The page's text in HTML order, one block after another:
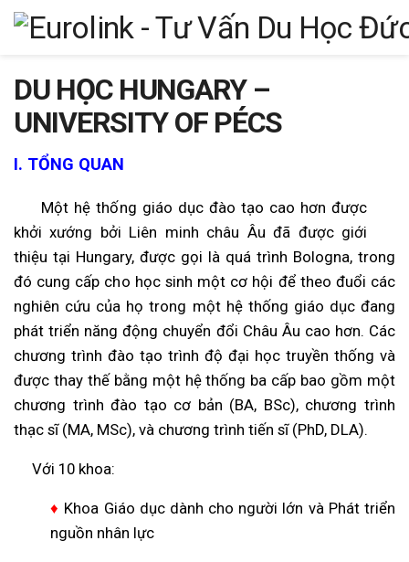
DU HỌC HUNGARY –
UNIVERSITY OF PÉCS
I. TỔNG QUAN
Một hệ thống giáo dục đào tạo cao hơn được
khởi xướng bởi Liên minh châu Âu đã được giới
thiệu tại Hungary, được gọi là quá trình Bologna, trong
đó cung cấp cho học sinh một cơ hội để theo đuổi các
nghiên cứu của họ trong một hệ thống giáo dục đang
phát triển năng động chuyển đổi Châu Âu cao hơn. Các
chương trình đào tạo trình độ đại học truyền thống và
được thay thế bằng một hệ thống ba cấp bao gồm một
chương trình đào tạo cơ bản (BA, BSc), chương trình
thạc sĩ (MA, MSc), và chương trình tiến sĩ (PhD, DLA).
Với 10 khoa:
♦ Khoa Giáo dục dành cho người lớn và Phát triển
nguồn nhân lực